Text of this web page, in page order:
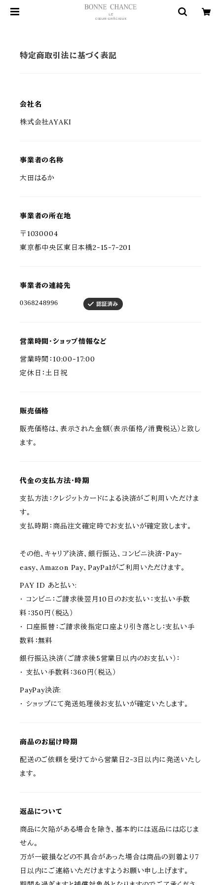
特定商取引法に基づく表記
会社名
株式会社AYAKI
事業者の名称
大田はるか
事業者の所在地
〒1030004
東京都中央区東日本橋2-15-7-201
事業者の連絡先
営業時間・ショップ情報など
営業時間：10:00-17:00
定休日：土日祝
販売価格
販売価格は、表示された金額（表示価格/消費税込）と致し
ます。
代金の支払方法・時期
支払方法：クレジットカードによる決済がご利用いただけま
す。
支払時期：商品注文確定時でお支払いが確定致します。
その他、キャリア決済、銀行振込、コンビニ決済・Pay-
easy、Amazon Pay、PayPalがご利用いただけます。
PAY ID あと払い:
・ コンビニ：ご請求後翌月10日のお支払い：支払い手数
料：350円（税込）
・ 口座振替：ご請求後指定口座より引き落とし：支払い手
数料：無料
銀行振込決済（ご請求後5営業日以内のお支払い）：
・ 支払い手数料：360円（税込）
PayPay決済:
・ ショップにて発送処理後お支払いが確定いたします。
商品のお届け時期
配送のご依頼を受けてから営業日2-3日以内に発送いたし
ます。
返品について
商品に欠陥がある場合を除き、基本的には返品には応じま
せん。
万が一破損などの不具合があった場合は商品の到着より7
日以内にご連絡いただけますようお願い申し上げます。